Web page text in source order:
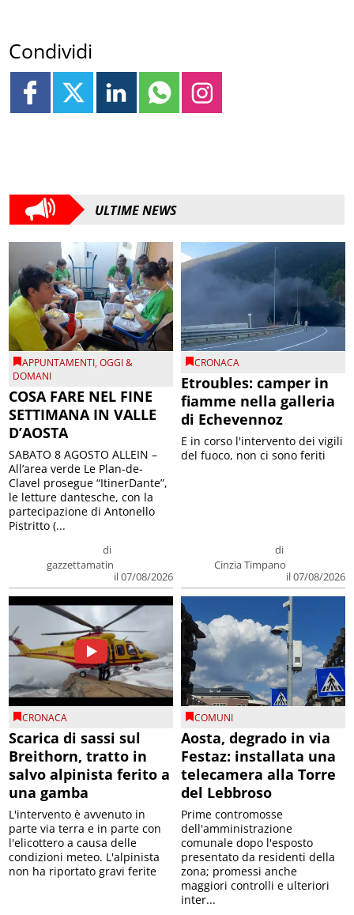
Condividi
ULTIME NEWS
APPUNTAMENTI,OGGI &
DOMANI
COSA FARE NEL FINE
SETTIMANA IN VALLE
D’AOSTA
di
gazzettamatin
il 07/08/2026
SABATO 8 AGOSTO ALLEIN –
All’area verde Le Plan-de-
Clavel prosegue “ItinerDante”,
le letture dantesche, con la
partecipazione di Antonello
Pistritto (...
CRONACA
Etroubles: camper in
fiamme nella galleria
di Echevennoz
di
Cinzia Timpano
il 07/08/2026
E in corso l'intervento dei vigili
del fuoco, non ci sono feriti
CRONACA
Scarica di sassi sul
Breithorn, tratto in
salvo alpinista ferito a
una gamba
L'intervento è avvenuto in
parte via terra e in parte con
l'elicottero a causa delle
condizioni meteo. L'alpinista
non ha riportato gravi ferite
COMUNI
Aosta, degrado in via
Festaz: installata una
telecamera alla Torre
del Lebbroso
Prime contromosse
dell'amministrazione
comunale dopo l'esposto
presentato da residenti della
zona; promessi anche
maggiori controlli e ulteriori
inter...